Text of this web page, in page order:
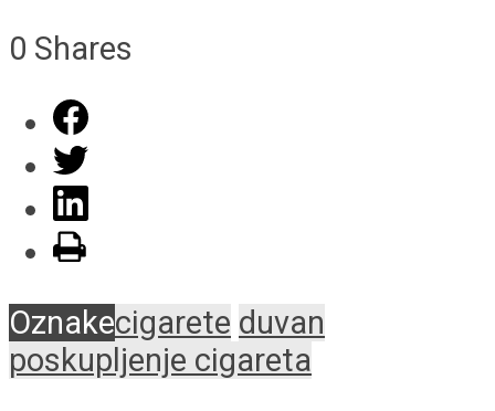
0 Shares
Oznakecigarete duvan
poskupljenje cigareta